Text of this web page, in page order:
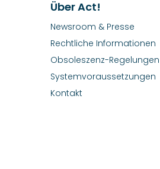
Über Act!
Newsroom & Presse
Rechtliche Informationen
Obsoleszenz-Regelungen
Systemvoraussetzungen
Kontakt